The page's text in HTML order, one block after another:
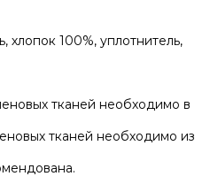
хлопок 100%, уплотнитель,
тканей необходимо в
тканей необходимо из